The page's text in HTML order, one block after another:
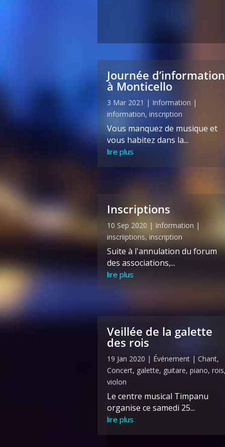
Journée d’information
à Monticello
3 Mar 2021 | Information |
information, inscription
Vous manquez de musique et
vous habitez dans la...
lire plus
Inscriptions
10 Sep 2020 | Information |
inscriiptions,inscription
Suite à l'annulation du forum
des associations,...
lire plus
Veillée de la galette
des rois
19 Jan 2020 | Événement| Chant,
Concert, galette, guitare, piano, rois
violon
Le centre musical Timpanu
organise ce samedi 25...
lire plus